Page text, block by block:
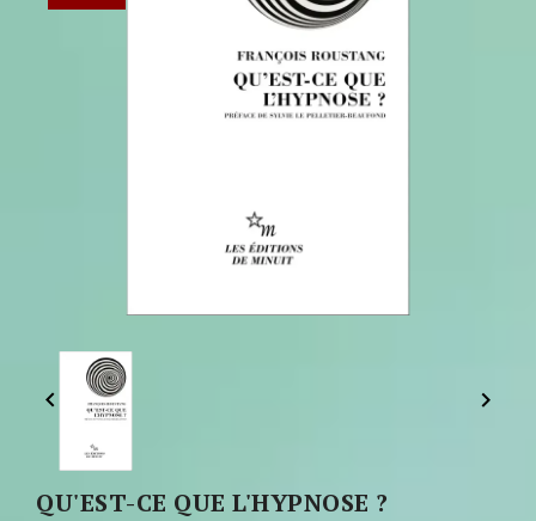
 
QU'EST-CE QUE L'HYPNOSE ?